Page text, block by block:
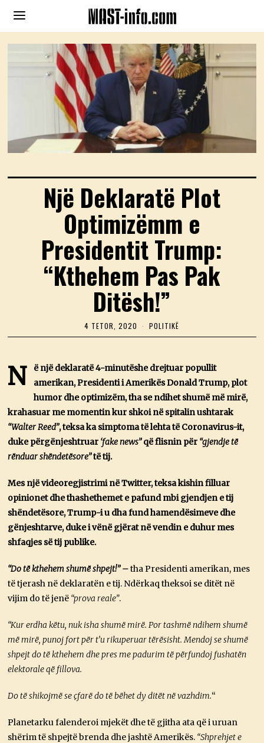
Një Deklaratë Plot
Optimizëmm e
Presidentit Trump:
“Kthehem Pas Pak
Ditësh!”
4 TETOR, 2020
T
O
R
,
0
2
POLITIKË
N
ë një deklaratë 4-minutëshe drejtuar popullit
amerikan, Presidenti i Amerikës Donald Trump, plot
humor dhe optimizëm, tha se ndihet shumë më mirë,
krahasuar me momentin kur shkoi në spitalin ushtarak
“Walter Reed”, teksa ka simptoma të lehta të Coronavirus-it,
duke përgënjeshtruar ‘fake news”që flisnin për “gjendje të
rënduar shëndetësore”të tij.
Mes një videoregjistrimi në Twitter, teksa kishin filluar
opinionet dhe thashethemet e pafund mbi gjendjen e tij
shëndetësore, Trump-i u dha fund hamendësimeve dhe
gënjeshtarve, duke i vënë gjërat në vendin e duhur mes
shfaqjes së tij publike.
“Do të kthehem shumë shpejt!” –tha Presidenti amerikan, mes
të tjerash në deklaratën e tij. Ndërkaq theksoi se ditët në
vijim do të jenë “prova reale”.
“Kur erdha këtu, nuk isha shumë mirë. Por tashmë ndihem shumë
më mirë, punoj fort për t’u rikuperuar tërësisht. Mendoj se shumë
shpejt do të kthehem dhe pres me padurim të përfundoj fushatën
elektorale që fillova.
Do të shikojmë se çfarë do të bëhet dy ditët në vazhdim.“
Planetarku falenderoi mjekët dhe të gjitha ata që i uruan
shërim të shpejtë brenda dhe jashtë Amerikës. “Shprehjet e